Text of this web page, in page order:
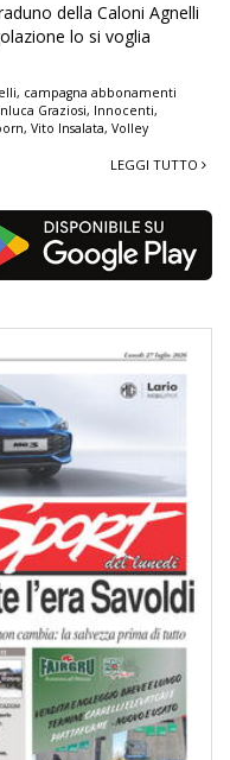
della Caloni Agnelli
lo si voglia
, campagna abbonamenti
Graziosi, Innocenti,
, Vito Insalata, Volley
LEGGI TUTTO